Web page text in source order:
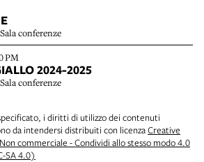
conferenze
PM
2024-2025
conferenze
i diritti di utilizzo dei contenuti
da intendersi distribuiti con licenzaCreative
commerciale - Condividi allo stesso modo 4.0
SA 4.0)